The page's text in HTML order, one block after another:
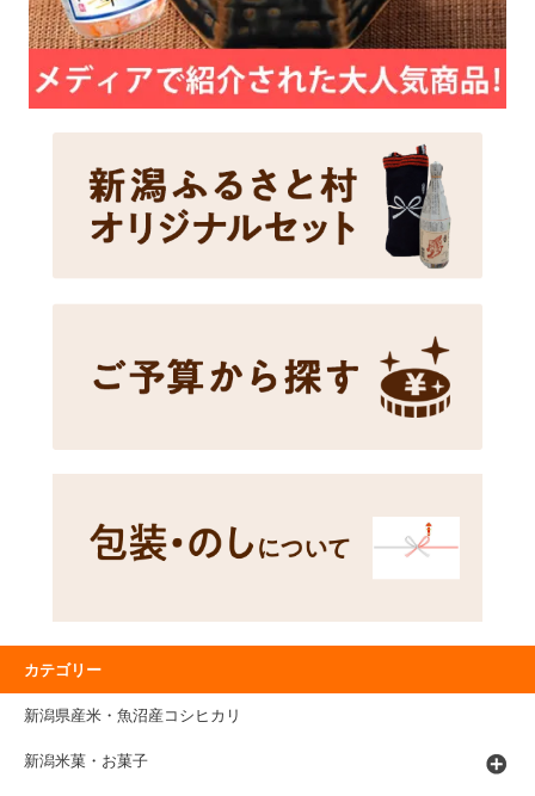
カテゴリー
新潟県産米・魚沼産コシヒカリ
新潟米菓・お菓子